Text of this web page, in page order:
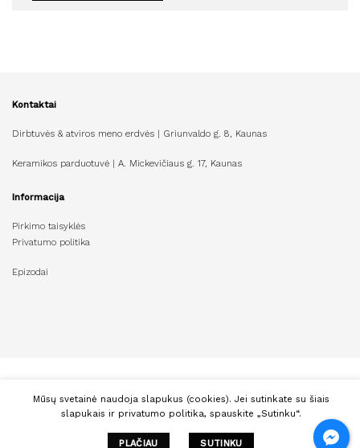
Kontaktai
Dirbtuvės & atviros meno erdvės | Griunvaldo g. 8, Kaunas
Keramikos parduotuvė | A. Mickevičiaus g. 17, Kaunas
Informacija
Pirkimo taisyklės
Privatumo politika
Epizodai
© Copyright 2026 Meno Materija
Mūsų svetainė naudoja slapukus (cookies). Jei sutinkate su šiais
slapukais ir privatumo politika, spauskite „Sutinku“.
PLAČIAU SUTINKU